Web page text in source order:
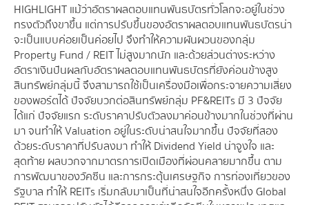
HIGHLIGHT แม้ว่าอัตราผลตอบแทนพันธบัตรทั่วโลกจะอยู๋ในช่วง
ทรงตัวถึงขาขึ้น แต่การปรับขึ้นของอัตราผลตอบแทนพันธบัตรน่า
จะเป็นแบบค่อยเป็นค่อยไป จึงทำให้ความผันผวนของกลุ่ม
Property Fund / REIT ไม่สูงมากนัก และด้วยส่วนต่างระหว่าง
อัตราเงินปันผลกับอัตราผลตอบแทนพันธบัตรที่ยังค่อนข้างสูง
สินทรัพย์กลุ่มนี้ จึงสามารถใช้เป็นเครื่องมือเพื่อกระจายความเสี่ยง
ของพอร์ตได้ ปัจจัยบวกต่อสินทรัพย์กลุ่ม PF&REITs มี 3 ปัจจัย
ได้แก่ ปัจจัยแรก ระดับราคาปรับตัวลงมาค่อนข้างมากในช่วงที่ผ่าน
มา จนทำให้ Valuation อยู่ในระดับน่าสนใจมากขึ้น ปัจจัยที่สอง
ด้วยระดับราคาที่ปรับลงมา ทำให้ Dividend Yield น่าจูงใจ และ
สุดท้าย ผลบวกจากมาตรการเปิดเมืองที่ผ่อนคลายมากขึ้น ตาม
การพัฒนาของวัคซีน และการกระตุ้นเศรษฐกิจ การท่องเที่ยวของ
รัฐบาล ทำให้ REITs เริ่มกลับมาเป็นที่น่าสนใจอีกครั้งหนึ่ง Global